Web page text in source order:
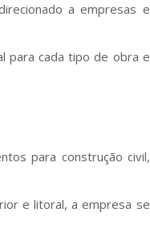
a empresas e
para cada tipo de obra e
para construção civil,
e litoral, a empresa se